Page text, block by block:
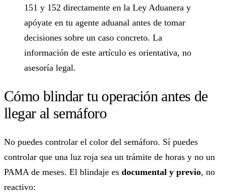
151 y 152 directamente en la Ley Aduanera y
apóyate en tu agente aduanal antes de tomar
decisiones sobre un caso concreto. La
información de este artículo es orientativa, no
asesoría legal.
Cómo blindar tu operación antes de
llegar al semáforo
No puedes controlar el color del semáforo. Sí puedes
controlar que una luz roja sea un trámite de horas y no un
PAMA de meses. El blindaje es documental y previo, no
reactivo: